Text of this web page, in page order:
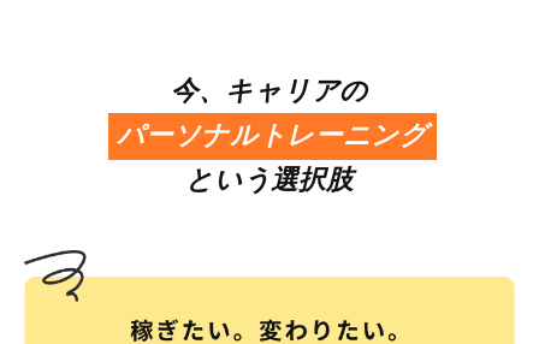
今、キャリアの
パーソナルトレーニング
という選択肢